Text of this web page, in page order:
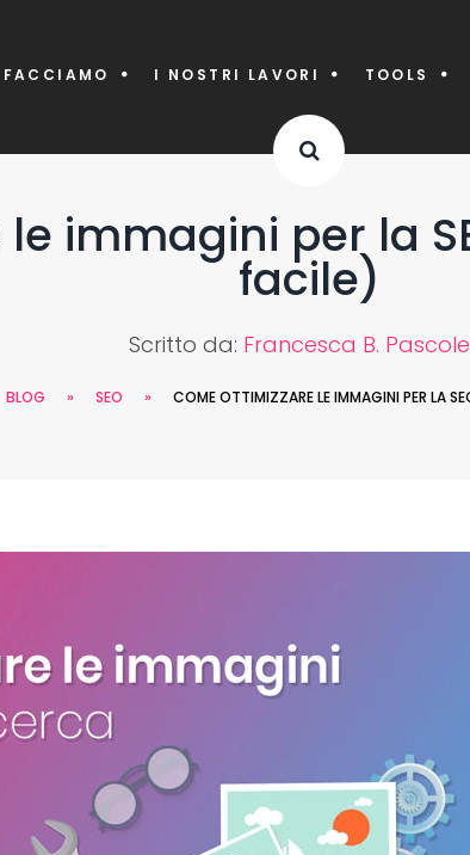
I NOSTRI LAVORI TOOLS
immagini per la
facile)
Scritto da: Francesca B.
BLOG » SEO » COME OTTIMIZZARE LE IMMAGINI PER LA